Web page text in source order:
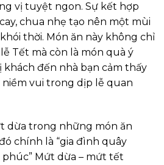
vị tuyệt ngon. Sự kết hợp
chua nhẹ tạo nên một mùi
thời. Món ăn này không chỉ
Tết mà còn là món quà ý
khách đến nhà bạn cảm thấy
niềm vui trong dịp lễ quan
dừa trong những món ăn
chính là “gia đình quây
phúc” Mứt dừa – mứt tết